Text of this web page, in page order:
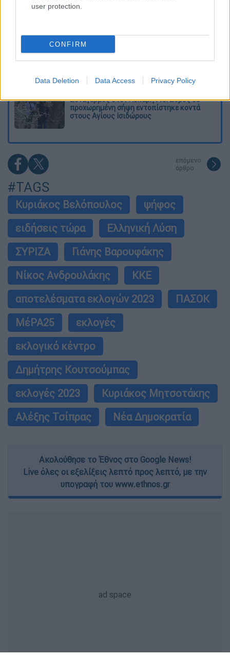
user protection.
CONFIRM
Data Deletion Data Access Privacy Policy
Συναγερμός στον Λυκαβηττό: Σορός σε
προχωρημένη σήψη εντοπίστηκε κοντά
στους Αγίους Ισιδώρους
επόμενο
άρθρο
#TAGS
Κυριάκος Βελόπουλος
ψήφος
ειδήσεις τώρα
Ελληνική Λύση
ΣΥΡΙΖΑ
Γιάνης Βαρουφάκης
Νίκος Ανδρουλάκης
ΚΚΕ
αποτελέσματα εκλογών 2023
ΠΑΣΟΚ
ΜέΡΑ25
εκλογές
εκλογικό κέντρο
Δημήτρης Κουτσούμπας
εκλογές 2023
Κυριάκος Μητσοτάκης
Αλέξης Τσίπρας
Νέα Δημοκρατία
Ακολούθησε το Έθνος στο Google News!
Live όλες οι εξελίξεις λεπτό προς λεπτό, με την
υπογραφή του www.ethnos.gr